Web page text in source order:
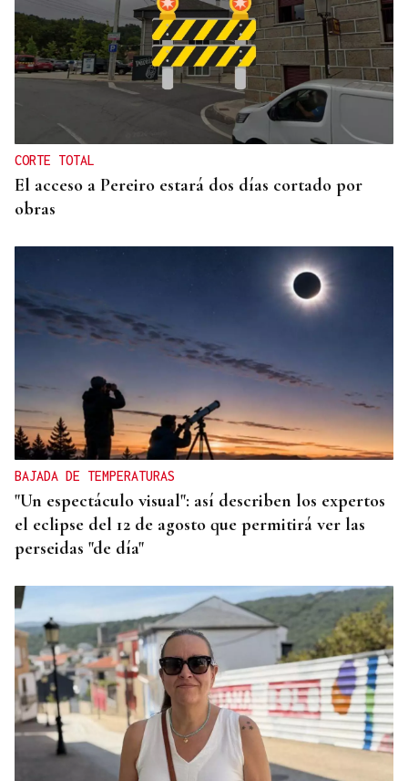
EXPOSICIÓN FOTOGRÁFICA
Do lápiz á cámara, Ourense cen anos despois
CORTE TOTAL
El acceso a Pereiro estará dos días cortado por
obras
BAJADA DE TEMPERATURAS
"Un espectáculo visual": así describen los expertos
el eclipse del 12 de agosto que permitirá ver las
perseidas "de día"